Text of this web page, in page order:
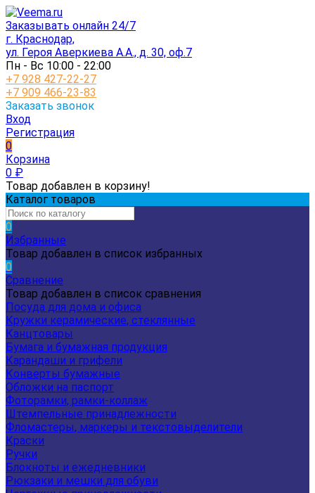
Заказывать онлайн 24/7
г. Краснодар,
ул. Героя Аверкиева А.А., д. 30, оф.7
Пн - Вс 10:00 - 22:00
+7 928 427-22-27
+7 909 466-23-83
Заказать звонок
Вход
Регистрация
0
Корзина
0 ₽
Товар добавлен в корзину!
Каталог товаров
0
Избранные
Товар добавлен в список избранных
0
Сравнение
Товар добавлен в список сравнения
Посуда для дома и офиса
Кружки керамические, стеклянные
Канцтовары
Бумага и бумажная продукция
Карандаши и грифели
Конверты бумажные
Обложки на паспорт
Фоторамки, рамки-коллаж
Штемпельные принадлежности
Фломастеры, маркеры и текстовыделители
Краски
Ручки
Блокноты и ежедневники
Рюкзаки и мешки для обуви